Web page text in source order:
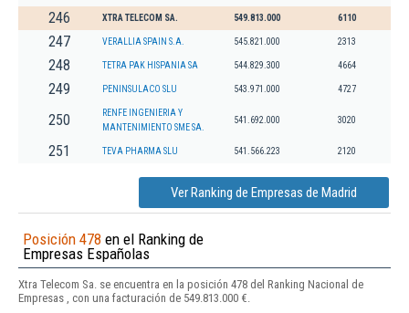
246 XTRA TELECOM SA. 549.813.000 6110
247 VERALLIA SPAIN S.A. 545.821.000 2313
248 TETRA PAK HISPANIA SA 544.829.300 4664
249 PENINSULACO SLU 543.971.000 4727
250
RENFE INGENIERIA Y
MANTENIMIENTO SME SA.
541.692.000 3020
251 TEVA PHARMA SLU 541.566.223 2120
Ver Ranking de Empresas de Madrid
Posición 478 en el Ranking de
Empresas Españolas
Xtra Telecom Sa. se encuentra en la posición 478 del Ranking Nacional de
Empresas , con una facturación de 549.813.000 €.